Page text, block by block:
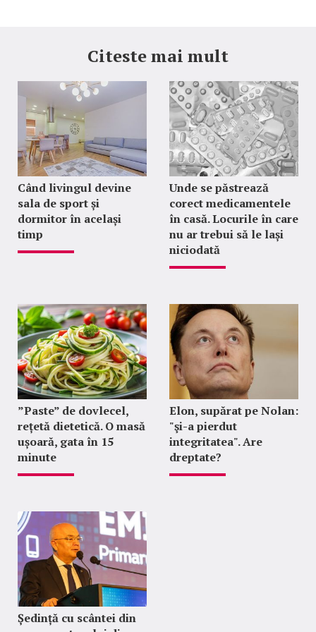
Citeste mai mult
Când livingul devine
sala de sport și
dormitor în același
timp
Unde se păstrează
corect medicamentele
în casă. Locurile în care
nu ar trebui să le lași
niciodată
”Paste” de dovlecel,
rețetă dietetică. O masă
ușoară, gata în 15
minute
Elon, supărat pe Nolan:
"şi-a pierdut
integritatea". Are
dreptate?
Ședință cu scântei din